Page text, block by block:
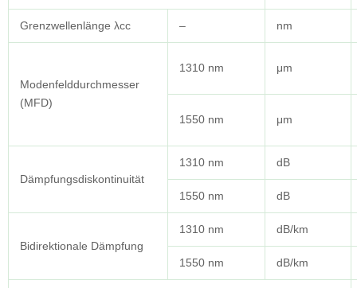
Grenzwellenlänge λcc – nm
Modenfelddurchmesser
(MFD)
1310 nm μm
1550 nm μm
Dämpfungsdiskontinuität
1310 nm dB
1550 nm dB
Bidirektionale Dämpfung
1310 nm dB/km
1550 nm dB/km